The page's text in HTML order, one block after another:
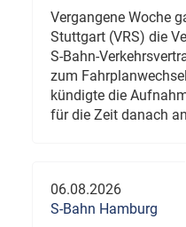
Vergangene Woche
Stuttgart (VRS) die
S-Bahn-
zum
kündigte die
für die Zeit danach
06.08.2026
S-Bahn Hamburg